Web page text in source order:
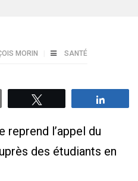
MORIN SANTÉ
reprend l’appel du
des étudiants en